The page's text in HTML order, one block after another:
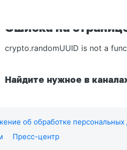
Ошибка на
crypto.randomUUID is not a
Найдите нужное в
об обработке персональных
Пресс-центр